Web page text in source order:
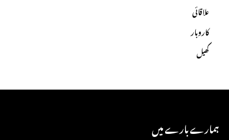
علاقائی
کاروبار
کھیل
ہمارے بارے میں